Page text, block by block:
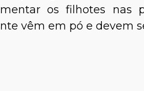
os filhotes nas
vêm em pó e devem